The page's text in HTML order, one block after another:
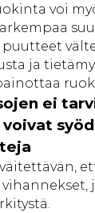
voi
ja
ei